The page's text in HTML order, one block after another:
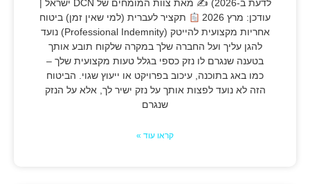
לדעת ב-2026) ✍
מאת צוות המומחים של DCN ישראל |
עודכן: מרץ 2026
תקציר לעברית (למי שאין זמן) ביטוח
אחריות מקצועית להייטק (Professional Indemnity) נועד
להגן עליך ועל החברה שלך במקרה שלקוח תובע אותך
בטענה שנגרם לו נזק כספי בגלל טעות מקצועית שלך –
כמו באג בתוכנה, עיכוב בפרויקט או ייעוץ שגוי. הביטוח
הזה לא נועד לפצות אותך על נזק ישיר לך, אלא על הנזק
שנגרם
קראו עוד »